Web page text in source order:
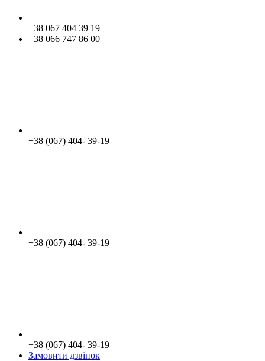
+38 067 404 39 19
+38 066 747 86 00
+38 (067) 404- 39-19
+38 (067) 404- 39-19
+38 (067) 404- 39-19
Замовити дзвінок